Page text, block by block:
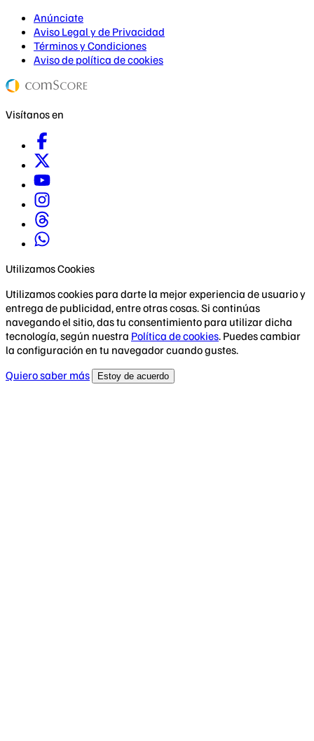
Anúnciate
Aviso Legal y de Privacidad
Términos y Condiciones
Aviso de política de cookies
Visítanos en
Utilizamos Cookies
Utilizamos cookies para darte la mejor experiencia de usuario y
entrega de publicidad, entre otras cosas. Si continúas
navegando el sitio, das tu consentimiento para utilizar dicha
tecnología, según nuestra Política de cookies. Puedes cambiar
la configuración en tu navegador cuando gustes.
Quiero saber más
Estoy de acuerdo